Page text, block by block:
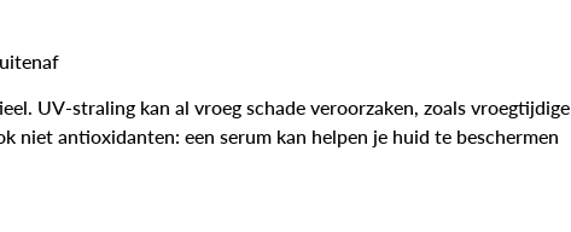
UV-straling kan al vroeg schade veroorzaken, zoals vroegtijdige
niet antioxidanten: een serum kan helpen je huid te beschermen